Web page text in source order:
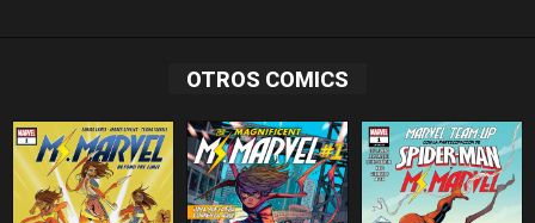
OTROS COMICS